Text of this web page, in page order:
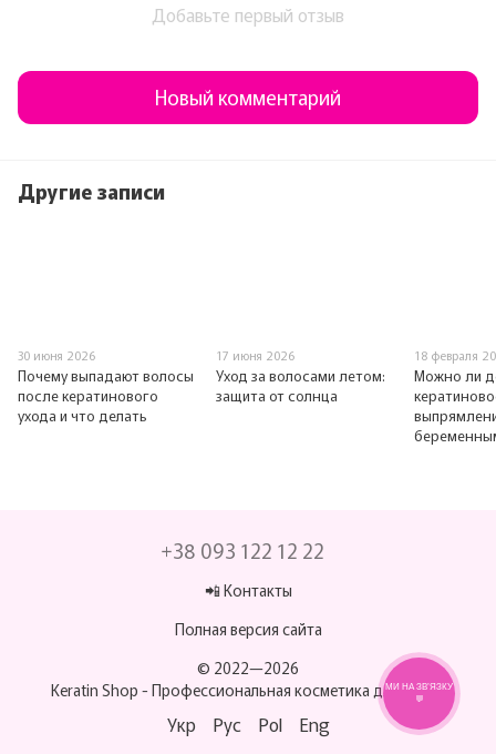
Добавьте первый отзыв
Новый комментарий
Другие записи
30 июня 2026
Почему выпадают волосы
после кератинового
ухода и что делать
17 июня 2026
Уход за волосами летом:
защита от солнца
18 февраля
Можно ли
+38 093 122 12 22
📲 Контакты
Полная версия сайта
© 2022—2026
Keratin Shop - Профессиональная косметика для волос
Укр Рус Pol Eng
МИ НА ЗВ’ЯЗКУ
💬